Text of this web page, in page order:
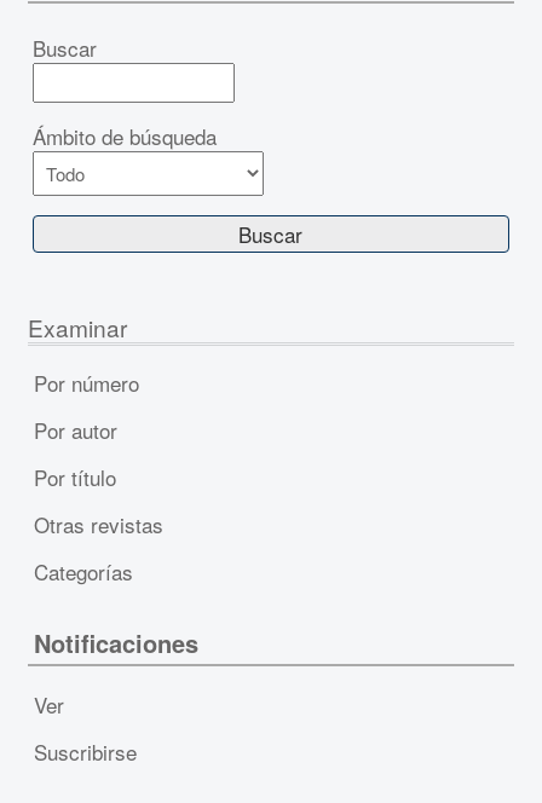
Buscar
Ámbito de búsqueda
Examinar
Por número
Por autor
Por título
Otras revistas
Categorías
Notificaciones
Ver
Suscribirse